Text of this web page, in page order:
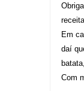
Em
daí
Com